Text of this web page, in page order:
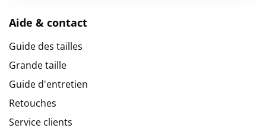
Aide & contact
Guide des tailles
Grande taille
Guide d'entretien
Retouches
Service clients